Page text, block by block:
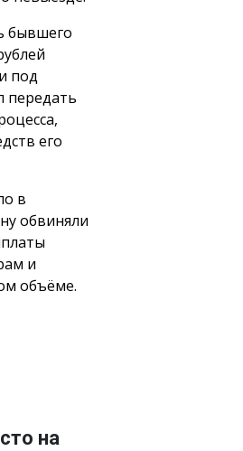
бывшего
под
передать
его
в
обвиняли
и
объёме.
на